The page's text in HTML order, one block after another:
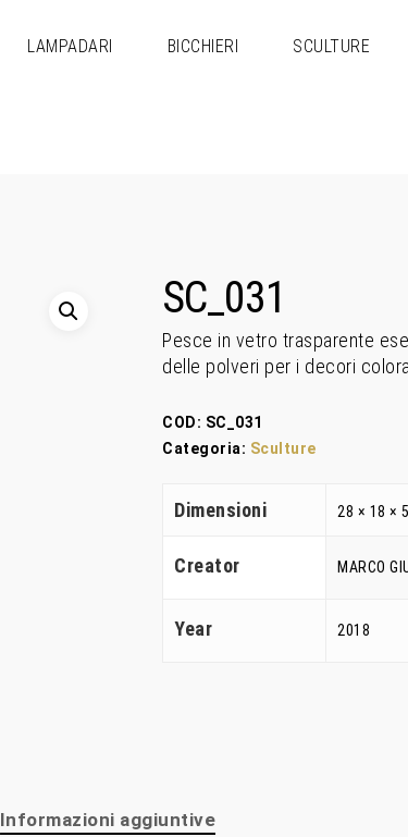
LAMPADARI BICCHIERI SCULTURE
SC_031
Pesce in vetro trasparente
delle polveri per i decori
COD: SC_031
Categoria: Sculture
Dimensioni 28 × 18 ×
Creator MARCO
Year 2018
Informazioni aggiuntive